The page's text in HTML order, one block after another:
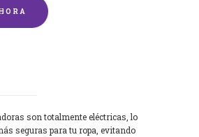
son totalmente eléctricas, lo
seguras para tu ropa, evitando